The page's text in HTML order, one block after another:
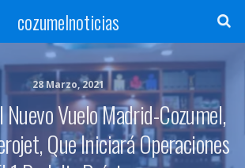
cozumelnoticias
28 Marzo, 2021
Vuelo Madrid-Cozumel,
Que Iniciará Operaciones